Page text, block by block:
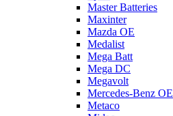
Master Batteries
Maxinter
Mazda OE
Medalist
Mega Batt
Mega DC
Megavolt
Mercedes-Benz OE
Metaco